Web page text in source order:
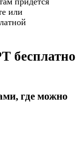
или
бесплатно
где можно